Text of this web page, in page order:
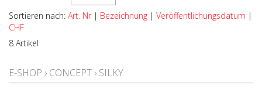
Sortieren nach: Art. Nr| Bezeichnung | Veröffentlichungsdatum |
CHF
8 Artikel
E-SHOP › CONCEPT › SILKY